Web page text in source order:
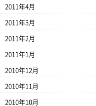
2011年4月
2011年3月
2011年2月
2011年1月
2010年12月
2010年11月
2010年10月